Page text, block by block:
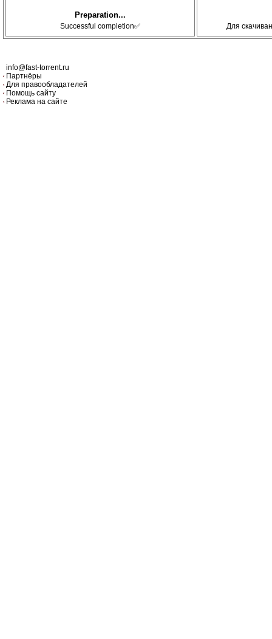
Preparation...
Successful completion✅ Для
info@fast-torrent.ru
Партнёры
Для правообладателей
Помощь сайту
Реклама на сайте